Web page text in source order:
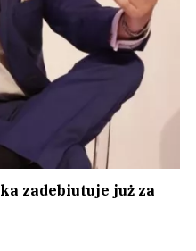
zadebiutuje już za